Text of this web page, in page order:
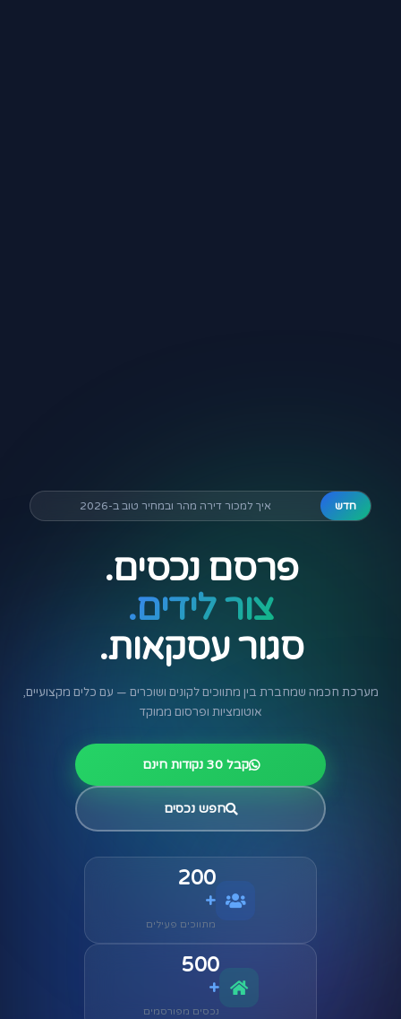
חדש איך למכור דירה מהר ובמחיר טוב ב-2026
פרסם נכסים.
צור לידים.
סגור עסקאות.
מערכת חכמה שמחברת בין מתווכים לקונים ושוכרים — עם כלים מקצועיים,
אוטומציות ופרסום ממוקד
קבל 30 נקודות חינם
חפש נכסים
200
+
מתווכים פעילים
500
+
נכסים מפורסמים